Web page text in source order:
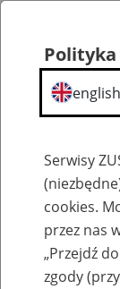
Szkolenia
Polityka
english
Serwisy
cookies.
przez nas
„Przejdź
zgody